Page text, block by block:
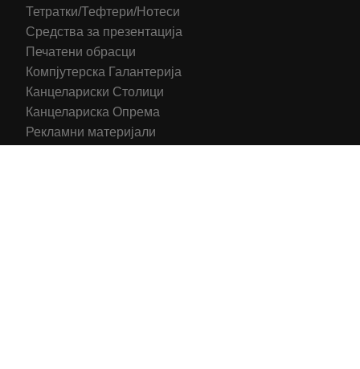
Тетратки/Тефтери/Нотеси
Средства за презентација
Печатени обрасци
Компјутерска Галантерија
Канцелариски Столици
Канцелариска Опрема
Рекламни материјали